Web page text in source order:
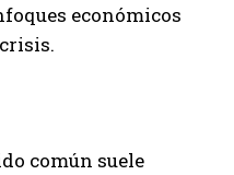
económicos
común suele